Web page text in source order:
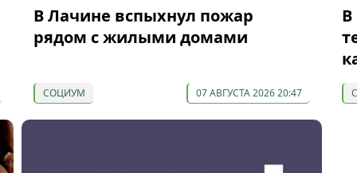
В Лачине вспыхнул пожар
рядом с жилыми домами
СОЦИУМ 07 АВГУСТА 2026 20:47
В